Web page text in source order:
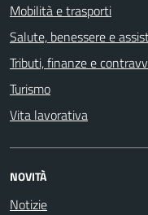
Mobilità e trasporti
Salute, benessere e
Tributi, finanze e
Turismo
Vita lavorativa
NOVITÀ
Notizie